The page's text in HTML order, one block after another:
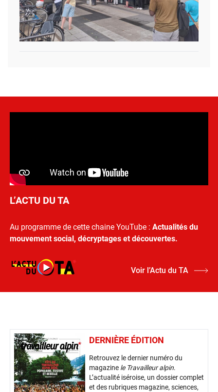
L’ACTU DU TA
Au programme de cette chaine YouTube : Actualités du
mouvement social, décryptages et découvertes.
Voir l’Actu du TA
DERNIÈRE ÉDITION
Retrouvez le dernier numéro du
magazine le Travailleur alpin.
L’actualité iséroise, un dossier complet
et des rubriques magazine, sciences,